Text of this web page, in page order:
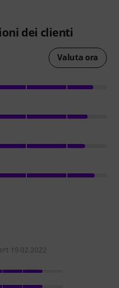
dei clienti
Valuta ora
19.02.2022